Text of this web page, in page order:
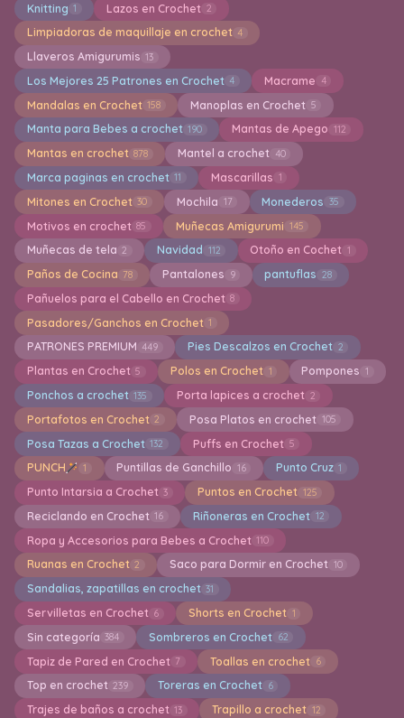
Knitting 1 Lazos en Crochet 2
Limpiadoras de maquillaje en crochet 4
Llaveros Amigurumis 13
Los Mejores 25 Patrones en Crochet 4 Macrame 4
Mandalas en Crochet 158 Manoplas en Crochet 5
Manta para Bebes a crochet 190 Mantas de Apego 112
Mantas en crochet 878 Mantel a crochet 40
Marca paginas en crochet 11 Mascarillas 1
Mitones en Crochet 30 Mochila 17 Monederos 35
Motivos en crochet 85 Muñecas Amigurumi 145
Muñecas de tela 2 Navidad 112 Otoño en Cochet 1
Paños de Cocina 78 Pantalones 9 pantuflas 28
Pañuelos para el Cabello en Crochet 8
Pasadores/Ganchos en Crochet 1
PATRONES PREMIUM 449 Pies Descalzos en Crochet 2
Plantas en Crochet 5 Polos en Crochet 1 Pompones 1
Ponchos a crochet 135 Porta lapices a crochet 2
Portafotos en Crochet 2 Posa Platos en crochet 105
Posa Tazas a Crochet 132 Puffs en Crochet 5
PUNCH 1 Puntillas de Ganchillo 16 Punto Cruz 1
Punto Intarsia a Crochet 3 Puntos en Crochet 125
Reciclando en Crochet 16 Riñoneras en Crochet 12
Ropa y Accesorios para Bebes a Crochet 110
Ruanas en Crochet 2 Saco para Dormir en Crochet 10
Sandalias, zapatillas en crochet 31
Servilletas en Crochet 6 Shorts en Crochet 1
Sin categoría 384 Sombreros en Crochet 62
Tapiz de Pared en Crochet 7 Toallas en crochet 6
Top en crochet 239 Toreras en Crochet 6
Trajes de baños a crochet 13 Trapillo a crochet 12